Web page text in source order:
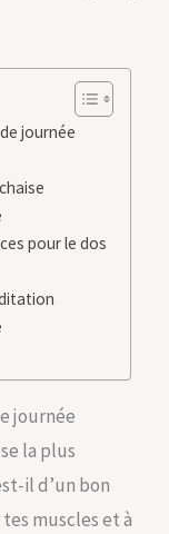
journée
pour le dos
journée
la plus
il d’un bon
muscles et à